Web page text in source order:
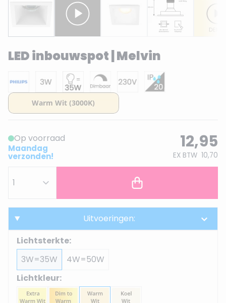
LED inbouwspot | Melvin
Op voorraad
Maandag
verzonden!
12,95
EX BTW 10,70
Uitvoeringen:
Lichtsterkte:
3W=35W
4W=50W
Lichtkleur: